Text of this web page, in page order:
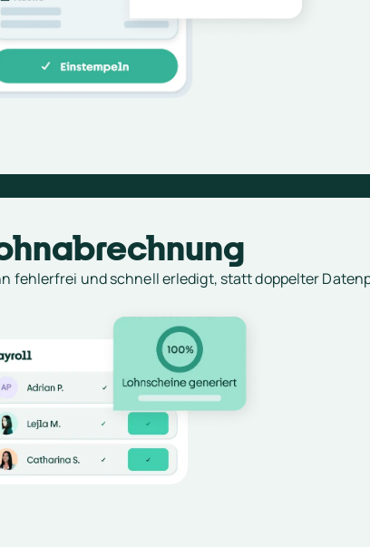
fehlerfrei und schnell erledigt, statt doppelter